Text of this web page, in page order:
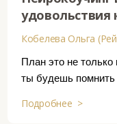
удовольствия
Кобелева Ольга
План это не только
ты будешь помнить
Подробнее >